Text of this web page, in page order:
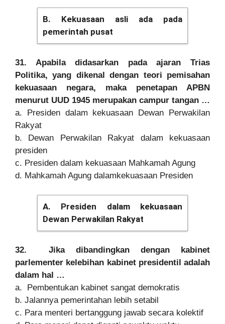
B. Kekuasaan asli ada pada
pemerintah pusat
31. Apabila didasarkan pada ajaran Trias
Politika, yang dikenal dengan teori pemisahan
kekuasaan negara, maka penetapan APBN
menurut UUD 1945 merupakan campur tangan …
a. Presiden dalam kekuasaan Dewan Perwakilan
Rakyat
b. Dewan Perwakilan Rakyat dalam kekuasaan
presiden
c. Presiden dalam kekuasaan Mahkamah Agung
d. Mahkamah Agung dalamkekuasaan Presiden
A. Presiden dalam kekuasaan
Dewan Perwakilan Rakyat
32. Jika dibandingkan dengan kabinet
parlementer kelebihan kabinet presidentil adalah
dalam hal …
a. Pembentukan kabinet sangat demokratis
b. Jalannya pemerintahan lebih setabil
c. Para menteri bertanggung jawab secara kolektif